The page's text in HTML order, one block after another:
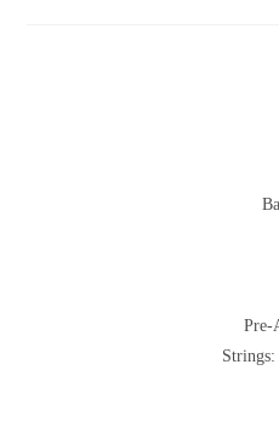
Pre-
Strings: